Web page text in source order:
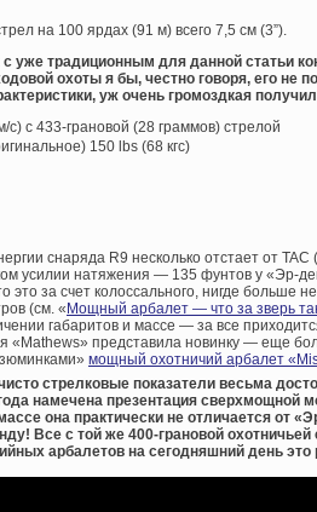
на 100 ярдах (91 м) всего 7,5 см (3”).
уже традиционным для данной статьи
охоты я бы, честно говоря, его не
уж очень громоздкая
с) с 433-грановой (28 граммов) стрелой
150 lbs (68 кгс)
снаряда R9 несколько отстает от
усилии натяжения — 135 фунтов у «Эр-
это за счет колоссального, нигде больше
(см. «Мощный арбалет — что за зверь
габаритов и массе — за все
«Mathews» представила новинку — еще
мощный охотничий арбалет
стрелковые показатели весьма
намечена презентация сверхмощной
она практически не отличается от
Все с той же 400-грановой
арбалетов на сегодняшний день это